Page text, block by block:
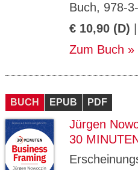
Buch, 978-
€ 10,90 (D)
Zum Buch
BUCH EPUB PDF
Jürgen
30